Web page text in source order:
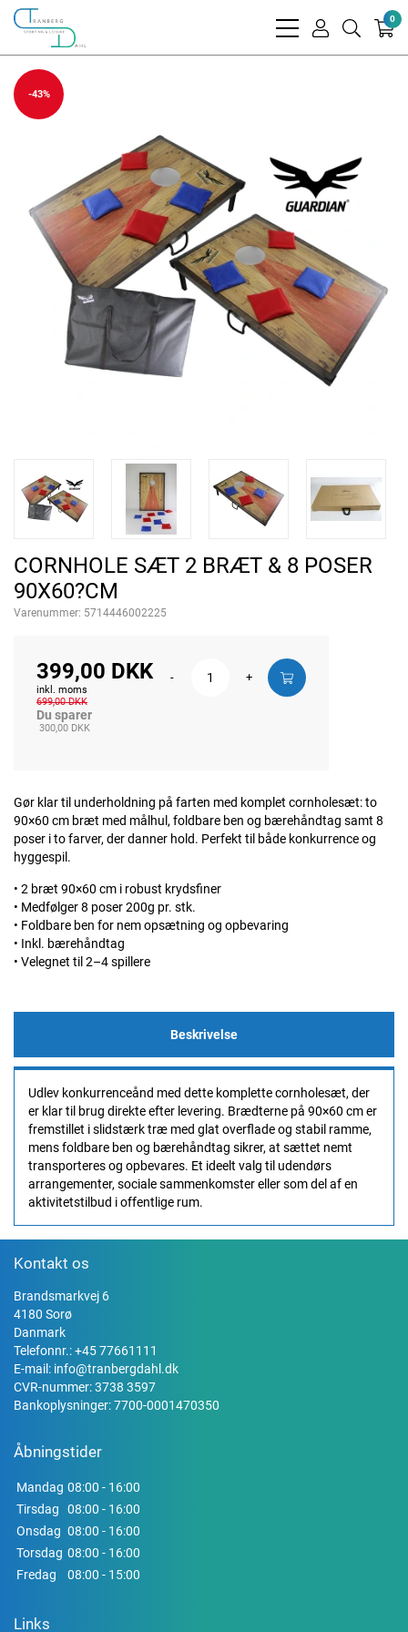
bars
user
search
0
-43%
CORNHOLE SÆT 2 BRÆT & 8 POSER
90X60?CM
Varenummer: 5714446002225
399,00 DKK
inkl. moms
699,00 DKK
Du sparer
300,00 DKK
- +
Gør klar til underholdning på farten med komplet cornholesæt: to
90×60 cm bræt med målhul, foldbare ben og bærehåndtag samt 8
poser i to farver, der danner hold. Perfekt til både konkurrence og
hyggespil.
• 2 bræt 90×60 cm i robust krydsfiner
• Medfølger 8 poser 200g pr. stk.
• Foldbare ben for nem opsætning og opbevaring
• Inkl. bærehåndtag
• Velegnet til 2–4 spillere
Beskrivelse
Udlev konkurrenceånd med dette komplette cornholesæt, der
er klar til brug direkte efter levering. Brædterne på 90×60 cm er
fremstillet i slidstærk træ med glat overflade og stabil ramme,
mens foldbare ben og bærehåndtag sikrer, at sættet nemt
transporteres og opbevares. Et ideelt valg til udendørs
arrangementer, sociale sammenkomster eller som del af en
aktivitetstilbud i offentlige rum.
Kontakt os
Brandsmarkvej 6
4180 Sorø
Danmark
Telefonnr.:+45 77661111
E-mail: info@tranbergdahl.dk
CVR-nummer: 3738 3597
Bankoplysninger: 7700-0001470350
Åbningstider
Mandag 08:00 - 16:00
Tirsdag
08:00 - 16:00
Onsdag 08:00 - 16:00
Torsdag 08:00 - 16:00
Fredag
08:00 - 15:00
Links